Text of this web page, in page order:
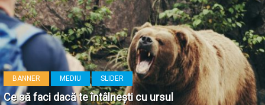
BANNER MEDIU SLIDER
Ce să faci dacă te întâlnești cu ursul